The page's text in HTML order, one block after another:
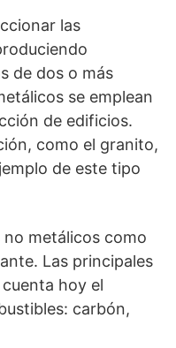
las
de dos o más
se emplean
de edificios.
como el granito,
de este tipo
no metálicos como
Las principales
hoy el
carbón,